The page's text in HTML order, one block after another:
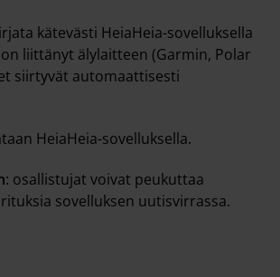
kätevästi HeiaHeia-sovelluksella
liittänyt älylaitteen (Garmin, Polar
siirtyvät automaattisesti
HeiaHeia-sovelluksella.
: osallistujat voivat peukuttaa
sovelluksen uutisvirrassa.